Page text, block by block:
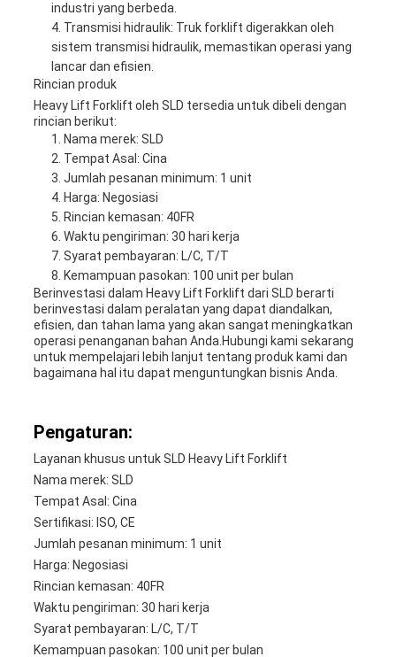
industri yang berbeda.
Transmisi hidraulik: Truk forklift digerakkan oleh
sistem transmisi hidraulik, memastikan operasi yang
lancar dan efisien.
Rincian produk
Heavy Lift Forklift oleh SLD tersedia untuk dibeli dengan
rincian berikut:
Nama merek: SLD
Tempat Asal: Cina
Jumlah pesanan minimum: 1 unit
Harga: Negosiasi
Rincian kemasan: 40FR
Waktu pengiriman: 30 hari kerja
Syarat pembayaran: L/C, T/T
Kemampuan pasokan: 100 unit per bulan
Berinvestasi dalam Heavy Lift Forklift dari SLD berarti
berinvestasi dalam peralatan yang dapat diandalkan,
efisien, dan tahan lama yang akan sangat meningkatkan
operasi penanganan bahan Anda.Hubungi kami sekarang
untuk mempelajari lebih lanjut tentang produk kami dan
bagaimana hal itu dapat menguntungkan bisnis Anda.
Pengaturan:
Layanan khusus untuk SLD Heavy Lift Forklift
Nama merek: SLD
Tempat Asal: Cina
Sertifikasi: ISO, CE
Jumlah pesanan minimum: 1 unit
Harga: Negosiasi
Rincian kemasan: 40FR
Waktu pengiriman: 30 hari kerja
Syarat pembayaran: L/C, T/T
Kemampuan pasokan: 100 unit per bulan